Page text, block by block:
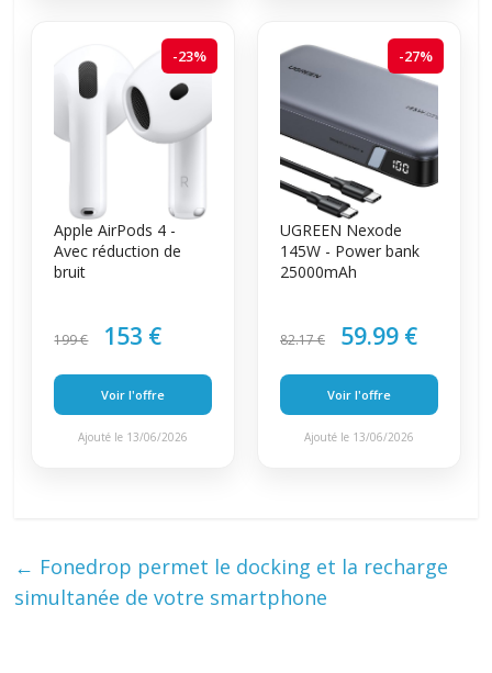
-23%
Apple AirPods 4 -
Avec réduction de
bruit
199 € 153 €
Voir l'offre
Ajouté le 13/06/2026
-27%
UGREEN Nexode
145W - Power bank
25000mAh
82.17 € 59.99 €
Voir l'offre
Ajouté le 13/06/2026
← Fonedrop permet le docking et la recharge
simultanée de votre smartphone